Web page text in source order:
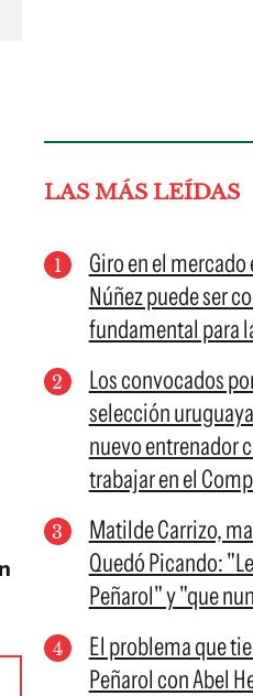
LAS MÁS LEÍDAS
Giro en el
Núñez puede ser
fundamental para
Los convocados
selección
nuevo entrenador
trabajar en el
Matilde Carrizo,
Quedó Picando:
Peñarol" y "que
El problema que
Peñarol con Abel